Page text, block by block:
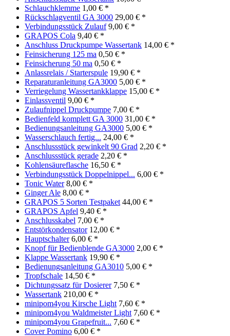
Schlauchklemme 1,00 € *
Rückschlagventil GA 3000 29,00 € *
Verbindungsstück Zulauf 9,00 € *
GRAPOS Cola 9,40 € *
Anschluss Druckpumpe Wassertank 14,00 € *
Feinsicherung 125 ma 0,50 € *
Feinsicherung 50 ma 0,50 € *
Anlassrelais / Starterspule 19,90 € *
Reparaturanleitung GA3000 5,00 € *
Verriegelung Wassertankklappe 15,00 € *
Einlassventil 9,00 € *
Zulaufnippel Druckpumpe 7,00 € *
Bedienfeld komplett GA 3000 31,00 € *
Bedienungsanleitung GA3000 5,00 € *
Wasserschlauch fertig... 24,00 € *
Anschlussstück gewinkelt 90 Grad 2,20 € *
Anschlussstück gerade 2,20 € *
Kohlensäureflasche 16,50 € *
Verbindungsstück Doppelnippel... 6,00 € *
Tonic Water 8,00 € *
Ginger Ale 8,00 € *
GRAPOS 5 Sorten Testpaket 44,00 € *
GRAPOS Apfel 9,40 € *
Anschlusskabel 7,00 € *
Entstörkondensator 12,00 € *
Hauptschalter 6,00 € *
Knopf für Bedienblende GA3000 2,00 € *
Klappe Wassertank 19,90 € *
Bedienungsanleitung GA3010 5,00 € *
Tropfschale 14,50 € *
Dichtungssatz für Dosierer 7,50 € *
Wassertank 210,00 € *
minipom4you Kirsche Light 7,60 € *
minipom4you Waldmeister Light 7,60 € *
minipom4you Grapefruit... 7,60 € *
Cover Pomino 6,00 € *